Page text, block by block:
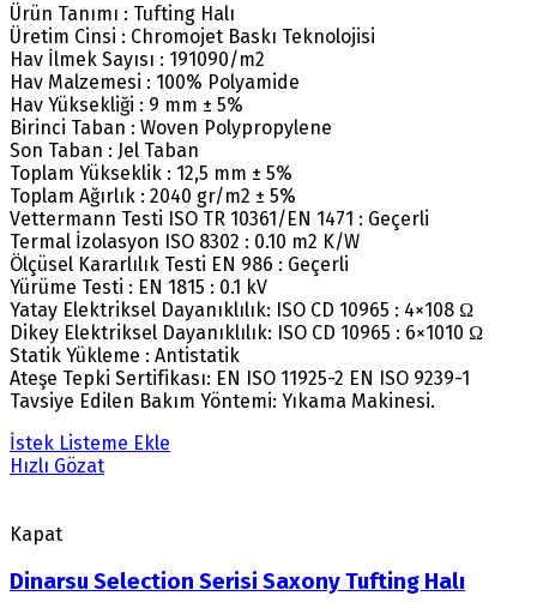
Ürün Tanımı : Tufting Halı
Üretim Cinsi : Chromojet Baskı Teknolojisi
Hav İlmek Sayısı : 191090/m2
Hav Malzemesi : 100% Polyamide
Hav Yüksekliği : 9 mm ± 5%
Birinci Taban : Woven Polypropylene
Son Taban : Jel Taban
Toplam Yükseklik : 12,5 mm ± 5%
Toplam Ağırlık : 2040 gr/m2 ± 5%
Vettermann Testi ISO TR 10361/EN 1471 : Geçerli
Termal İzolasyon ISO 8302 : 0.10 m2 K/W
Ölçüsel Kararlılık Testi EN 986 : Geçerli
Yürüme Testi : EN 1815 : 0.1 kV
Yatay Elektriksel Dayanıklılık: ISO CD 10965 : 4×108 Ω
Dikey Elektriksel Dayanıklılık: ISO CD 10965 : 6×1010 Ω
Statik Yükleme : Antistatik
Ateşe Tepki Sertifikası: EN ISO 11925-2 EN ISO 9239-1
Tavsiye Edilen Bakım Yöntemi: Yıkama Makinesi.
İstek Listeme Ekle
Hızlı Gözat
Kapat
Dinarsu Selection Serisi Saxony Tufting Halı